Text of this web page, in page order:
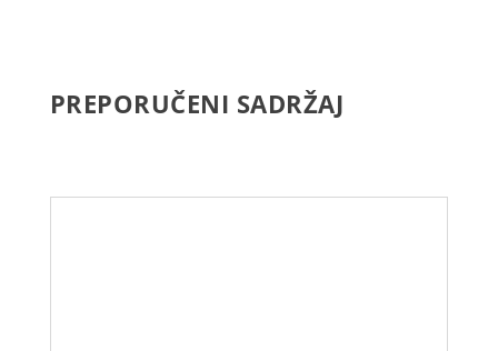
PREPORUČENI SADRŽAJ